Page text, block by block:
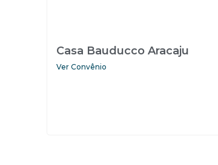
Casa Bauducco Aracaju
Ver Convênio